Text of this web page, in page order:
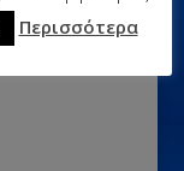
Περισσότερα